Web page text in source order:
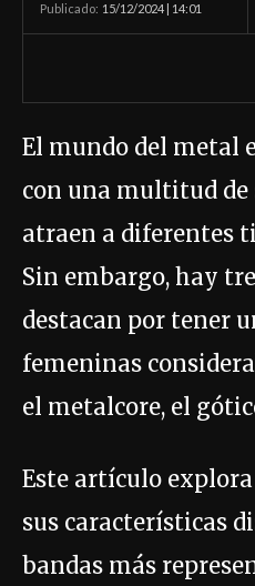
Publicado: 15/12/2024 | 14:01
El mundo del metal
con una multitud de
atraen a diferentes
Sin embargo, hay
destacan por tener
femeninas
el metalcore, el
Este artículo explora
sus características
bandas más